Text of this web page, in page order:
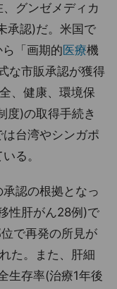
グンゼメディカ
承認)だ。米国で
「画期的医療機
な市販承認が獲得
、健康、環境保
度)の取得手続き
台湾やシンガポ
る。
認の根拠となっ
性肝がん28例)で
で再発の所見が
た。また、肝細
生存率(治療1年後